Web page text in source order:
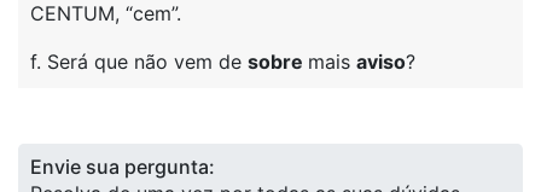
CENTUM, “cem”.
f. Será que não vem de sobre mais aviso?
Envie sua pergunta: